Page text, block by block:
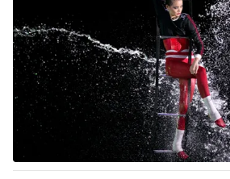
® Cấm sao chép dưới mọi hình thức nếu
thuận bằng văn bản. Ghi rõ nguồn
thông tin từ website này.